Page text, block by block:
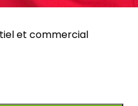
et commercial